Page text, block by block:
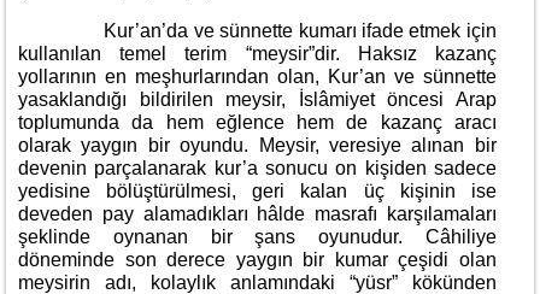
Kur’an’da ve sünnette kumarı ifade etmek için
kullanılan temel terim “meysir”dir. Haksız kazanç
yollarının en meşhurlarından olan, Kur’an ve sünnette
yasaklandığı bildirilen meysir, İslâmiyet öncesi Arap
toplumunda da hem eğlence hem de kazanç aracı
olarak yaygın bir oyundu. Meysir, veresiye alınan bir
devenin parçalanarak kur’a sonucu on kişiden sadece
yedisine bölüştürülmesi, geri kalan üç kişinin ise
deveden pay alamadıkları hâlde masrafı karşılamaları
şeklinde oynanan bir şans oyunudur. Câhiliye
döneminde son derece yaygın bir kumar çeşidi olan
meysirin adı, kolaylık anlamındaki “yüsr” kökünden